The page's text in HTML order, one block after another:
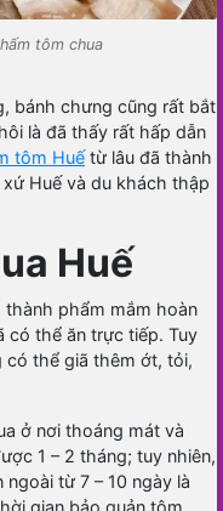
tôm chua
bánh chưng cũng rất bắt
là đã thấy rất hấp dẫn
tôm Huếtừ lâu đã thành
Huế và du khách thập
Huế
phẩm mắm hoàn
có thể ăn trực tiếp. Tuy
có thể giã thêm ớt, tỏi,
ở nơi thoáng mát và
1 – 2 tháng; tuy nhiên,
từ 7 – 10 ngày là